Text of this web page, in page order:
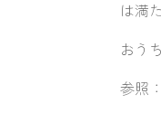
は満
おう
参照：